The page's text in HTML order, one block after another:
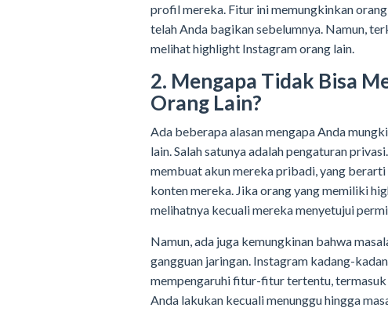
profil mereka. Fitur ini memungkinkan
telah Anda bagikan sebelumnya. Namun,
melihat highlight Instagram orang lain.
2. Mengapa Tidak Bisa
Orang Lain?
Ada beberapa alasan mengapa Anda
lain. Salah satunya adalah pengaturan
membuat akun mereka pribadi, yang
konten mereka. Jika orang yang memiliki
melihatnya kecuali mereka menyetujui
Namun, ada juga kemungkinan bahwa
gangguan jaringan. Instagram kadang-
mempengaruhi fitur-fitur tertentu,
Anda lakukan kecuali menunggu hingga